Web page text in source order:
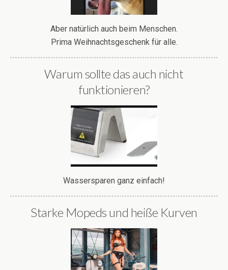
Aber natürlich auch beim Menschen.
Prima Weihnachtsgeschenk für alle.
Warum sollte das auch nicht
funktionieren?
Wassersparen ganz einfach!
Starke Mopeds und heiße Kurven